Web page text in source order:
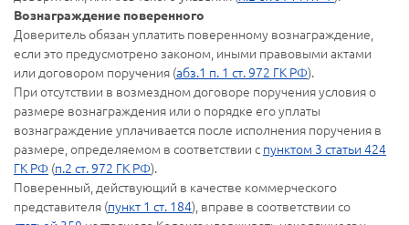
Вознаграждение поверенного
Доверитель обязан уплатить поверенному вознаграждение,
если это предусмотрено законом, иными правовыми актами
или договором поручения (абз.1 п. 1 ст. 972 ГК РФ).
При отсутствии в возмездном договоре поручения условия о
размере вознаграждения или о порядке его уплаты
вознаграждение уплачивается после исполнения поручения в
размере, определяемом в соответствии с пунктом 3 статьи 424
ГК РФ (п.2 ст. 972 ГК РФ).
Поверенный, действующий в качестве коммерческого
представителя (пункт 1 ст. 184), вправе в соответствии со